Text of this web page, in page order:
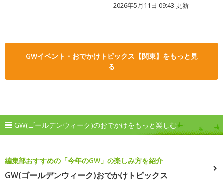
2026年5月11日 09:43 更新
GWイベント・おでかけトピックス【関東】をもっと見
る
GW(ゴールデンウィーク)のおでかけをもっと楽しむ
編集部おすすめの「今年のGW」の楽しみ方を紹介
GW(ゴールデンウィーク)おでかけトピックス